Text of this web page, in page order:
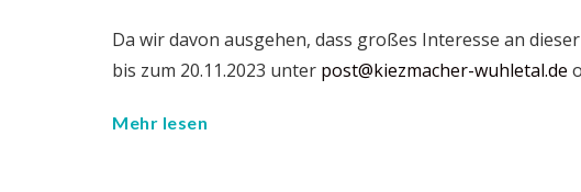
Da wir davon ausgehen, dass großes Interesse an
bis zum 20.11.2023 unter post@kiezmacher-wuhletal.de
Mehr lesen